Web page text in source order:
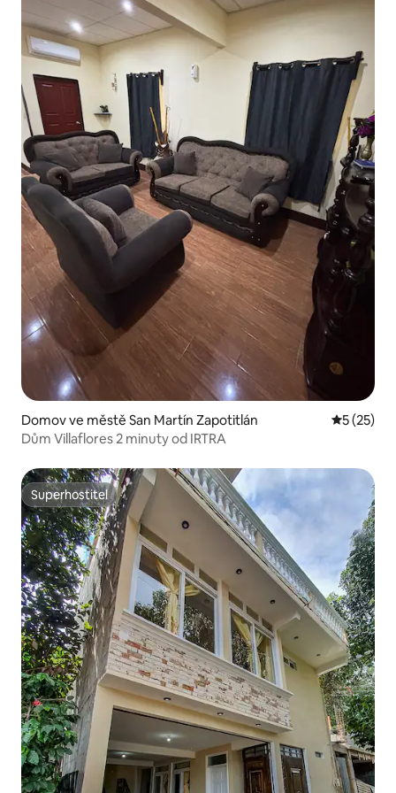
Domov ve městě San Martín Zapotitlán Průměrné
5 (25)
Dům Villaflores 2 minuty od IRTRA
Superhostitel
Superhostitel